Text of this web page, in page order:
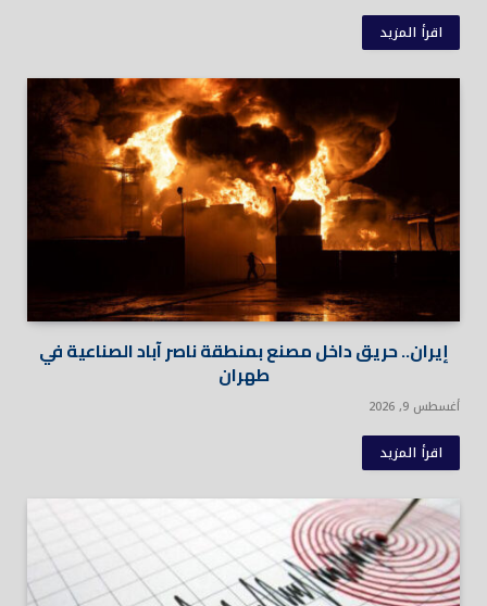
اقرأ المزيد
إيران.. حريق داخل مصنع بمنطقة ناصر آباد الصناعية في
طهران
أغسطس 9, 2026
اقرأ المزيد